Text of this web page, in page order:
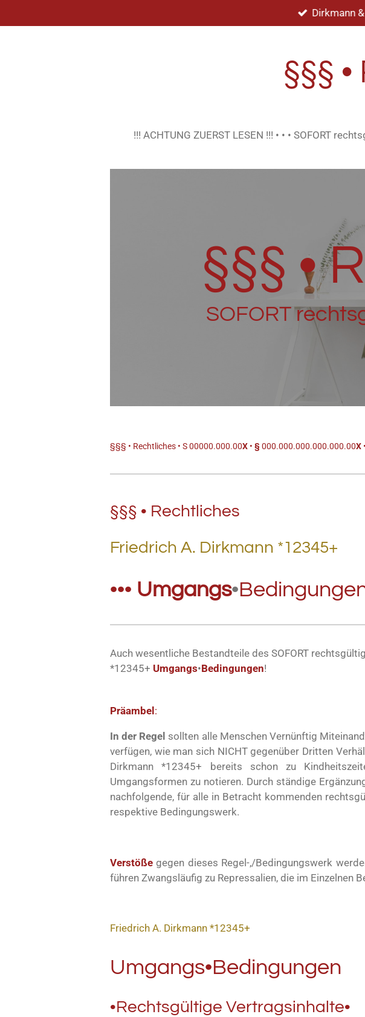
Hauptinhalt
Dirkmann
§§§
!!! ACHTUNG ZUERST LESEN !!! • • • SOFORT
§§§ •
SOFORT
§§§ • Rechtliches • S 00000.000.00X • § 000.000.000.000.000.00X
§§§ • Rechtliches
Friedrich A. Dirkmann *12345+
••• Umgangs•Bedingungen
Auch wesentliche Bestandteile des SOFORT
*12345+ Umgangs•Bedingungen!
Präambel:
In der Regel sollten alle Menschen Vernünftig
verfügen, wie man sich NICHT gegenüber Dritten
Dirkmann *12345+ bereits schon zu
Umgangsformen zu notieren. Durch ständige
nachfolgende, für alle in Betracht kommenden
respektive Bedingungswerk.
Verstöße gegen dieses Regel-,/Bedingungswerk
führen Zwangsläufig zu Repressalien, die im Einzelnen
Friedrich A. Dirkmann *12345+
Umgangs•Bedingungen
•Rechtsgültige Vertragsinhalte•